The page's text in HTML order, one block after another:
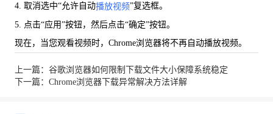
4. 取消选中“允许自动播放视频”复选框。
5. 点击“应用”按钮，然后点击“确定”按钮。
现在，当您观看视频时，Chrome浏览器将不再自动播放视频。
上一篇：谷歌浏览器如何限制下载文件大小保障系统稳定
下一篇：Chrome浏览器下载异常解决方法详解